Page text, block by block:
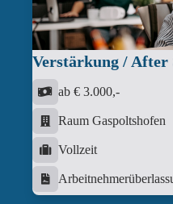
Verstärkung / After
ab € 3.000,-
Raum Gaspoltshofen
Vollzeit